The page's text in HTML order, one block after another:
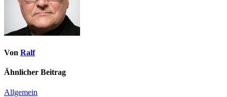
Von Ralf
Ähnlicher Beitrag
Allgemein